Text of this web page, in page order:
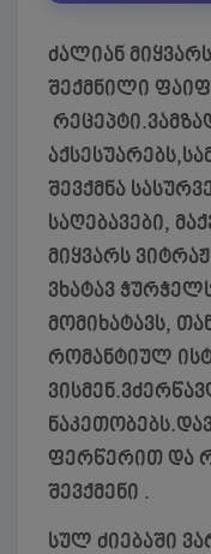
ძალიან
შექმნილი
შევქმნა
საღებავები,
მიყვარს
ვხატავ
მომიხატავს,
რომანტიულ
ფერწერით და
შევქმენი .
სულ ძიებაში